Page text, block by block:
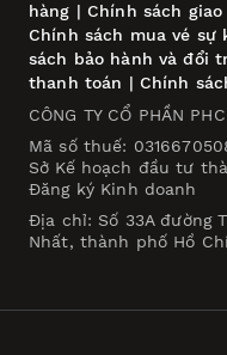
hàng | Chính sách
Chính sách mua vé sự
sách bảo hành và đổi
thanh toán | Chính
CÔNG TY CỔ PHẦN
Mã số thuế:
Sở Kế hoạch đầu tư
Đăng ký Kinh doanh
Địa chỉ: Số 33A đường
Nhất, thành phố Hồ